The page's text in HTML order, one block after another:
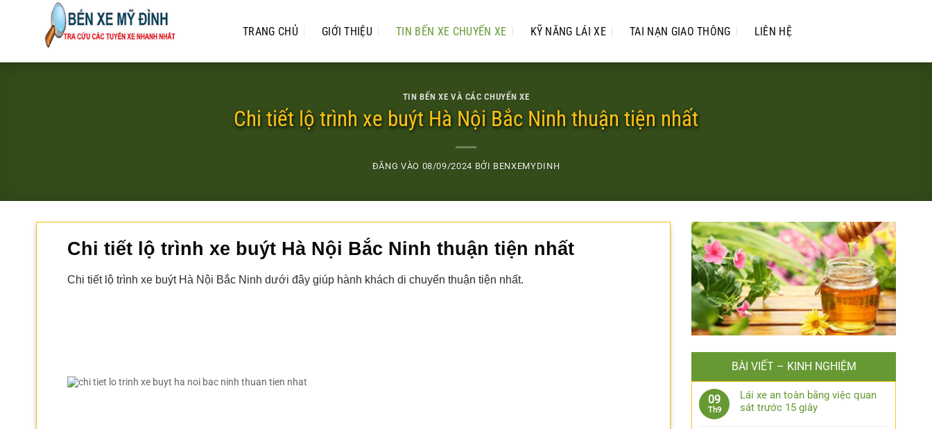
dung
TRANG CHỦ GIỚI THIỆU TIN BẾN XE CHUYẾN XE KỸ NĂNG LÁI XE TAI NẠN GIAO THÔNG LIÊN HỆ
TIN BẾN XE VÀ CÁC CHUYẾN XE
Chi tiết lộ trình xe buýt Hà Nội Bắc Ninh thuận tiện nhất
ĐĂNG VÀO 08/09/2024 BỞI BENXEMYDINH
Chi tiết lộ trình xe buýt Hà Nội Bắc Ninh thuận tiện nhất
Chi tiết lộ trình xe buýt Hà Nội Bắc Ninh dưới đây giúp hành khách di chuyển thuận tiện nhất.
BÀI VIẾT – KINH NGHIỆM
09
Th9
Lái xe an toàn bằng việc quan
sát trước 15 giây